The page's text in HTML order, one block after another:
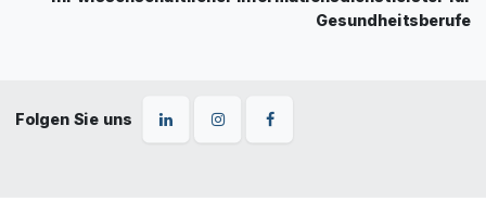
Gesundheitsberufe
Folgen Sie uns